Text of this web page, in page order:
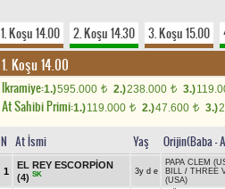
1. Koşu 14.00 2. Koşu 14.30 3. Koşu 15.00
1. Koşu 14.00
Ikramiye:1.)595.000 t 2.)238.000 t 3.)
At Sahibi Primi:1.)119.000 t 2.)47.600 t 3.)
N At İsmi Yaş Orijin(Baba -
1
EL REY ESCORPİON
(4) SK 3y d e
PAPA CLEM
BILL / THREE
(USA)